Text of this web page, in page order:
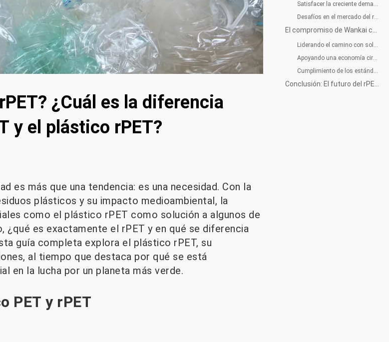
Satisfacer la creciente demanda
Desafíos en el mercado del rPET
Liderando el camino con soluciones rPET
Apoyando una economía circular
Cumplimiento de los estándares de la industria
¿Cuál es la diferencia
y el plástico rPET?
es más que una tendencia: es una necesidad. Con la
plásticos y su impacto medioambiental, la
como el plástico rPET como solución a algunos de
¿qué es exactamente el rPET y en qué se diferencia
guía completa explora el plástico rPET, su
al tiempo que destaca por qué se está
en la lucha por un planeta más verde.
PET y rPET